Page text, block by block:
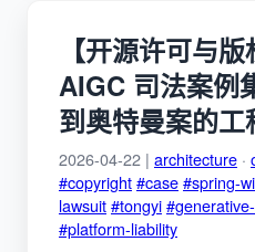
【开源许可与
AIGC 司法案例
到奥特曼案的工
2026-04-22 | architecture ·
#copyright#case#spring-
lawsuit#tongyi
#platform-liability